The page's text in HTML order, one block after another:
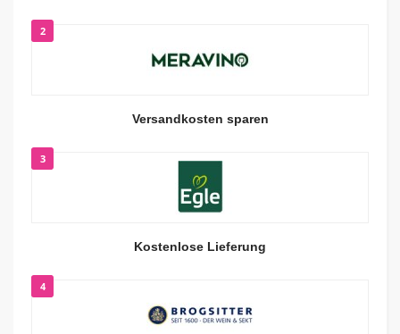
2
Versandkosten sparen
3
Kostenlose Lieferung
4